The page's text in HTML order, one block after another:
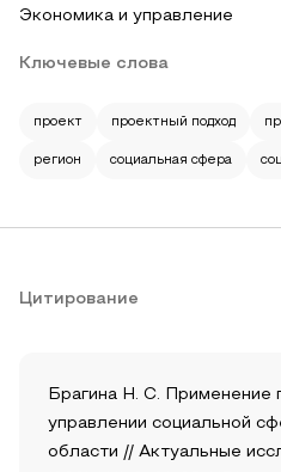
Экономика и управление
Ключевые слова
проект проектный подход
регион социальная сфера
Цитирование
Брагина Н. С. Применение
управлении социальной
области // Актуальные